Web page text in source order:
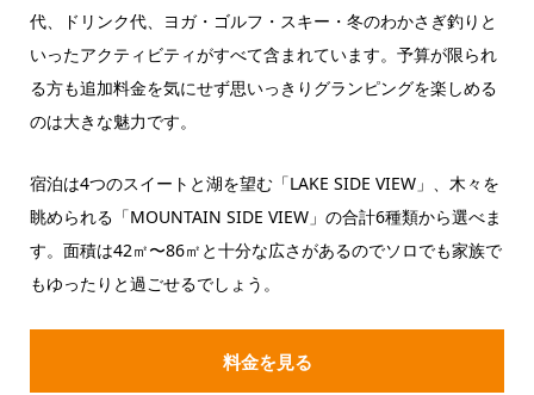
代、ドリンク代、ヨガ・ゴルフ・スキー・冬のわかさぎ釣りと
いったアクティビティがすべて含まれています。予算が限られ
る方も追加料金を気にせず思いっきりグランピングを楽しめる
のは大きな魅力です。
宿泊は4つのスイートと湖を望む「LAKE SIDE VIEW」、木々を
眺められる「MOUNTAIN SIDE VIEW」の合計6種類から選べま
す。面積は42㎡〜86㎡と十分な広さがあるのでソロでも家族で
もゆったりと過ごせるでしょう。
料金を見る